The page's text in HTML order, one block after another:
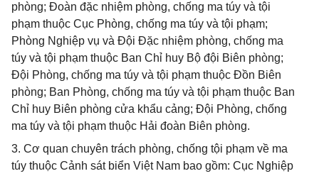
phòng; Đoàn đặc nhiệm phòng, chống ma túy và tội
phạm thuộc Cục Phòng, chống ma túy và tội phạm;
Phòng Nghiệp vụ và Đội Đặc nhiệm phòng, chống ma
túy và tội phạm thuộc Ban Chỉ huy Bộ đội Biên phòng;
Đội Phòng, chống ma túy và tội phạm thuộc Đồn Biên
phòng; Ban Phòng, chống ma túy và tội phạm thuộc Ban
Chỉ huy Biên phòng cửa khẩu cảng; Đội Phòng, chống
ma túy và tội phạm thuộc Hải đoàn Biên phòng.
3. Cơ quan chuyên trách phòng, chống tội phạm về ma
túy thuộc Cảnh sát biển Việt Nam bao gồm: Cục Nghiệp